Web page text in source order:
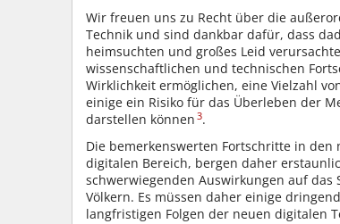
Wir freuen uns zu Recht über die
Technik und sind dankbar dafür, dass
heimsuchten und großes Leid
wissenschaftlichen und technischen
Wirklichkeit ermöglichen, eine Vielzahl
einige ein Risiko für das Überleben der
darstellen können 3.
Die bemerkenswerten Fortschritte in
digitalen Bereich, bergen daher
schwerwiegenden Auswirkungen auf
Völkern. Es müssen daher einige
langfristigen Folgen der neuen digitalen